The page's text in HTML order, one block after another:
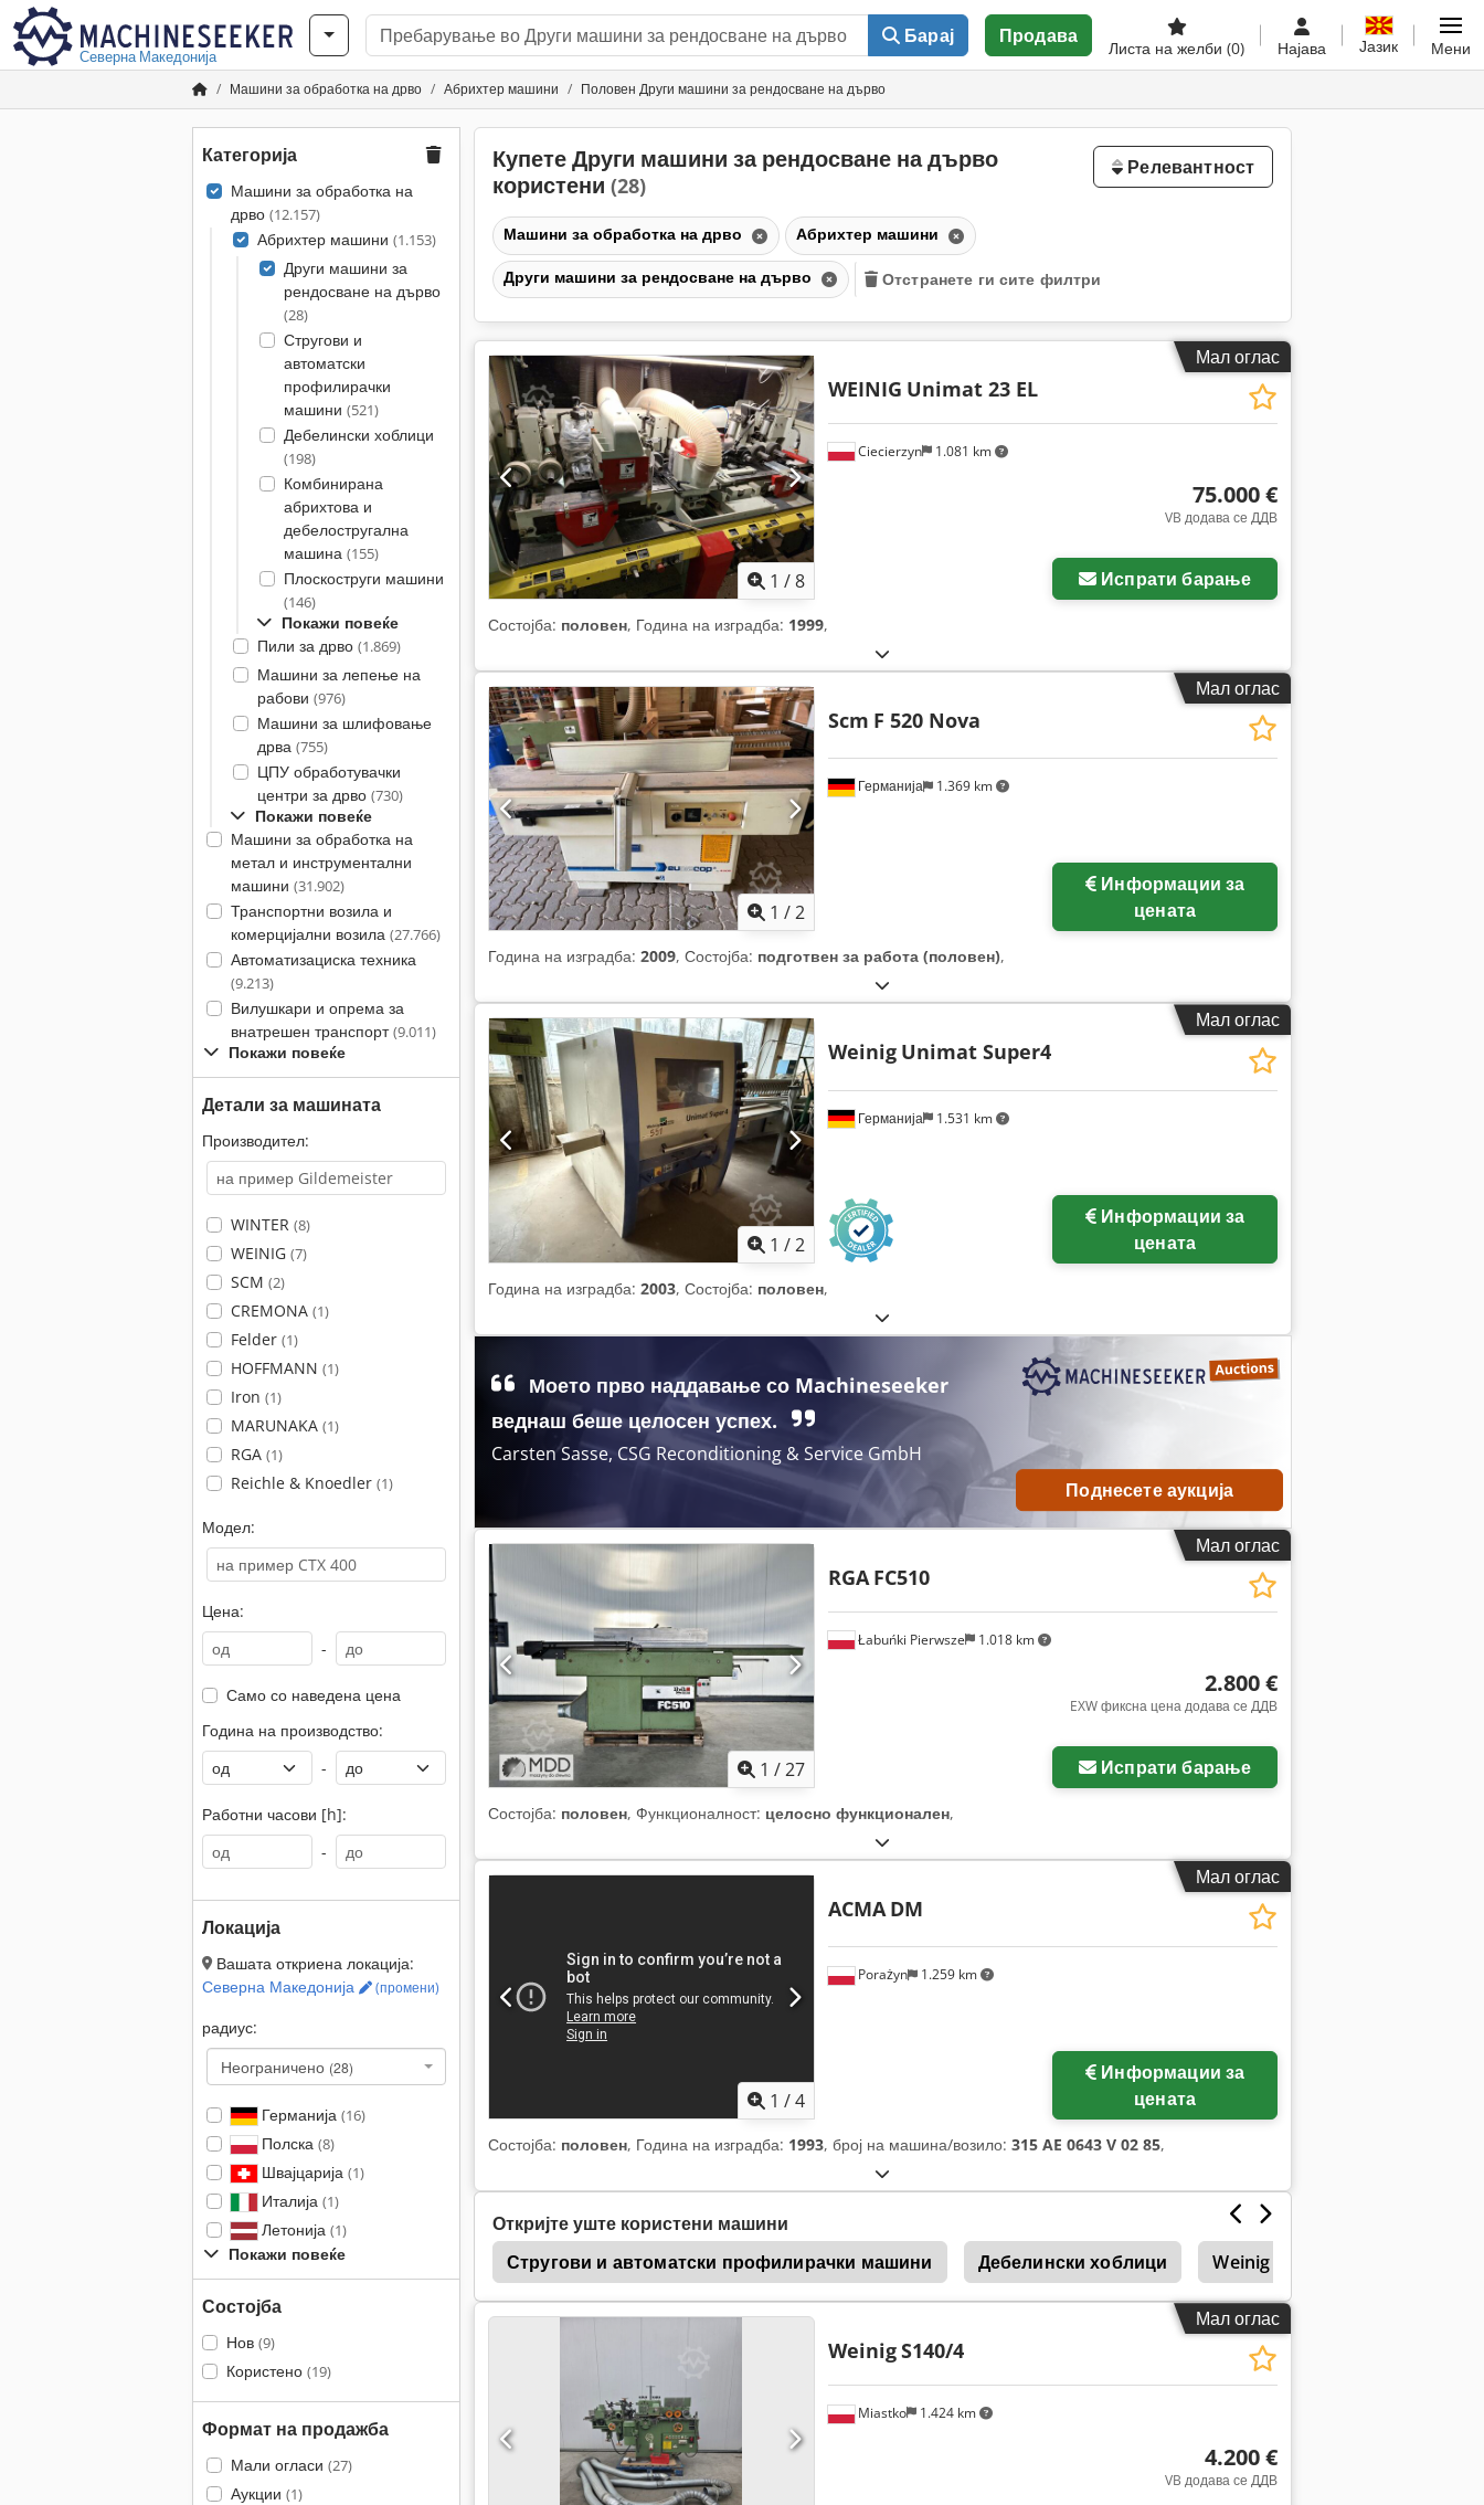
Северна Македонија
Барај Продава
Листа на желби (0) Најава Јазик Мени
Машини за обработка на дрво Абрихтер машини Половен Други машини за рендосване на дърво
Категорија
Машини за обработка на
дрво (12.157)
Абрихтер машини (1.153)
Други машини за
рендосване на дърво
(28)
Стругови и
автоматски
профилирачки
машини (521)
Дебелински хоблици
(198)
Комбинирана
абрихтова и
дебелостругална
машина (155)
Плоскоструги машини
(146)
Покажи повеќе
Пили за дрво (1.869)
Машини за лепење на
рабови (976)
Машини за шлифовање
дрва (755)
ЦПУ обработувачки
центри за дрво (730)
Покажи повеќе
Машини за обработка на
метал и инструментални
машини (31.902)
Транспортни возила и
комерцијални возила (27.766)
Автоматизациска техника
(9.213)
Вилушкари и опрема за
внатрешен транспорт(9.011)
Покажи повеќе
Детали за машината
Производител:
WINTER (8)
WEINIG (7)
SCM (2)
CREMONA (1)
Felder (1)
HOFFMANN (1)
Iron (1)
MARUNAKA (1)
RGA (1)
Reichle & Knoedler (1)
Модел:
Цена:
-
Само со наведена цена
Година на производство:
-
Работни часови [h]:
-
Локација
Вашата откриена локација:
Северна Македонија
(промени)
радиус:
Неограничено (28)
Германија (16)
Полска (8)
Швајцарија (1)
Италија (1)
Летонија (1)
Покажи повеќе
Состојба
Нов (9)
Користено (19)
Формат на продажба
Мали огласи (27)
Аукции (1)
Купете Други машини за рендосване на дърво
користени (28)
Релевантност
Машини за обработка на дрво Абрихтер машини
Други машини за рендосване на дърво Отстранете ги сите филтри
Мал оглас
1 /8
Ciecierzyn 1.081 km
WEINIG Unimat 23 EL
75.000 €
VB додава се ДДВ
Испрати барање
Состојба: половен, Година на изградба: 1999,
Мал оглас
Побарајте повеќе
1 /2
Германија 1.369 km
Scm F 520 Nova
цената
Година на изградба: 2009, Состојба: подготвен за работа (половен),
Мал оглас
Побарајте повеќе
1 /2
Германија 1.531 km
Weinig Unimat Super4
цената
Година на изградба: 2003, Состојба: половен,
Моето прво наддавање со Machineseeker
веднаш беше целосен успех.
Carsten Sasse, CSG Reconditioning & Service GmbH
Поднесете аукција
Мал оглас
1 /27
Łabuńki Pierwsze 1.018 km
RGA FC510
2.800 €
EXW фиксна цена додава се ДДВ
Испрати барање
Состојба: половен, Функционалност: целосно функционален,
Мал оглас
1 /4
Porażyn 1.259 km
ACMA DM
цената
Состојба: половен, Година на изградба: 1993, број на машина/возило: 315 AE 0643 V 02 85,
Откријте уште користени машини
Стругови и автоматски профилирачки машини
Дебелински хоблици Weinig Unimat 23 El
Weinig Profimat 22 Weinig Profimat 22 N
Мал оглас
Miastko 1.424 km
WeinigS140/4
4.200 €
VB додава се ДДВ